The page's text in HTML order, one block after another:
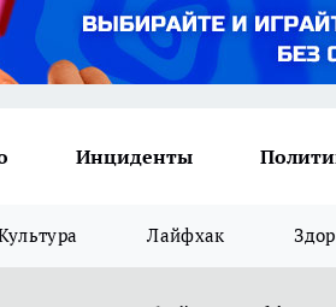
Инциденты
Лайфхак